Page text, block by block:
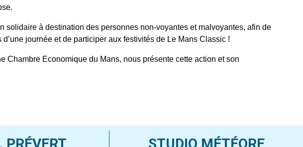
solidaire à destination des personnes non-voyantes et malvoyantes, afin de
d’une journée et de participer aux festivités de Le Mans Classic !
Chambre Economique du Mans, nous présente cette action et son